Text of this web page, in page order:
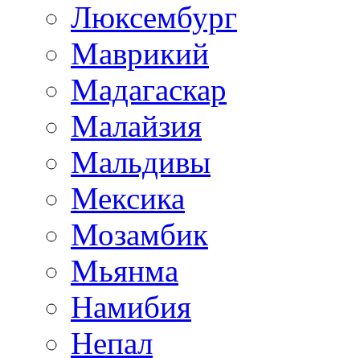
Люксембург
Маврикий
Мадагаскар
Малайзия
Мальдивы
Мексика
Мозамбик
Мьянма
Намибия
Непал